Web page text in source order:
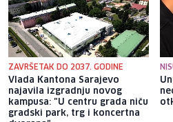
ZAVRŠETAK DO 2037. GODINE
Vlada Kantona Sarajevo
najavila izgradnju novog
kampusa: "U centru grada niču
gradski park, trg i koncertna